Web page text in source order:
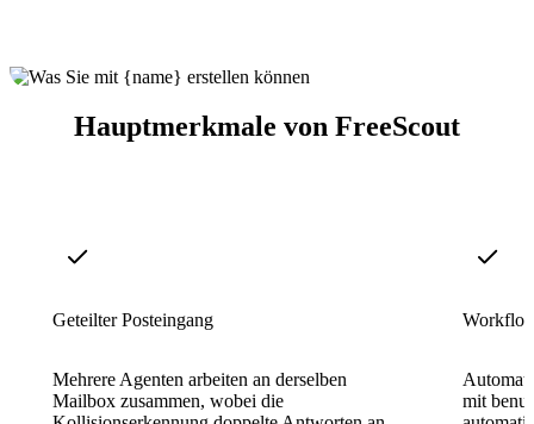
Hauptmerkmale von FreeScout
Geteilter Posteingang
Mehrere Agenten arbeiten an derselben
Mailbox zusammen, wobei die
mit